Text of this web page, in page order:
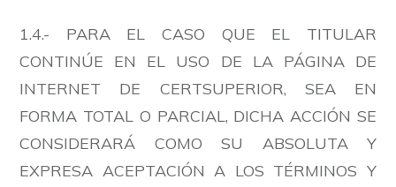
1.4.- PARA EL CASO QUE EL TITULAR
CONTINÚE EN EL USO DE LA PÁGINA DE
INTERNET DE CERTSUPERIOR, SEA EN
FORMA TOTAL O PARCIAL, DICHA ACCIÓN SE
CONSIDERARÁ COMO SU ABSOLUTA Y
EXPRESA ACEPTACIÓN A LOS TÉRMINOS Y